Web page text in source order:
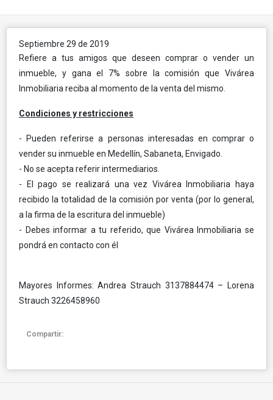
Septiembre 29 de 2019
Refiere a tus amigos que deseen comprar o vender un
inmueble, y gana el 7% sobre la comisión que Vivárea
Inmobiliaria reciba al momento de la venta del mismo.
Condiciones y restricciones
- Pueden referirse a personas interesadas en comprar o
vender su inmueble en Medellín, Sabaneta, Envigado.
- No se acepta referir intermediarios.
- El pago se realizará una vez Vivárea Inmobiliaria haya
recibido la totalidad de la comisión por venta (por lo general,
a la firma de la escritura del inmueble)
- Debes informar a tu referido, que Vivárea Inmobiliaria se
pondrá en contacto con él
Mayores Informes: Andrea Strauch 3137884474 – Lorena
Strauch 3226458960
Compartir: